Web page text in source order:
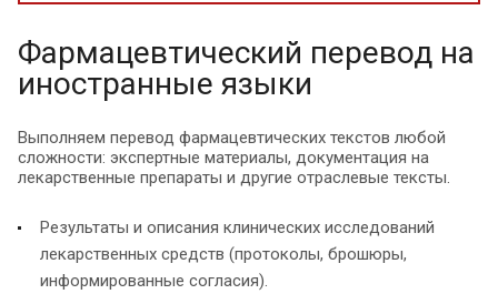
Фармацевтический перевод на
иностранные языки
Выполняем перевод фармацевтических текстов любой
сложности: экспертные материалы, документация на
лекарственные препараты и другие отраслевые тексты.
Результаты и описания клинических исследований
лекарственных средств (протоколы, брошюры,
информированные согласия).